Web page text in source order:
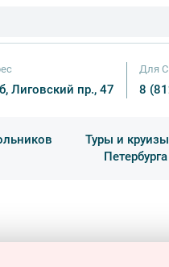
Лиговский пр., 47
Для
8
Туры и
Петербурга